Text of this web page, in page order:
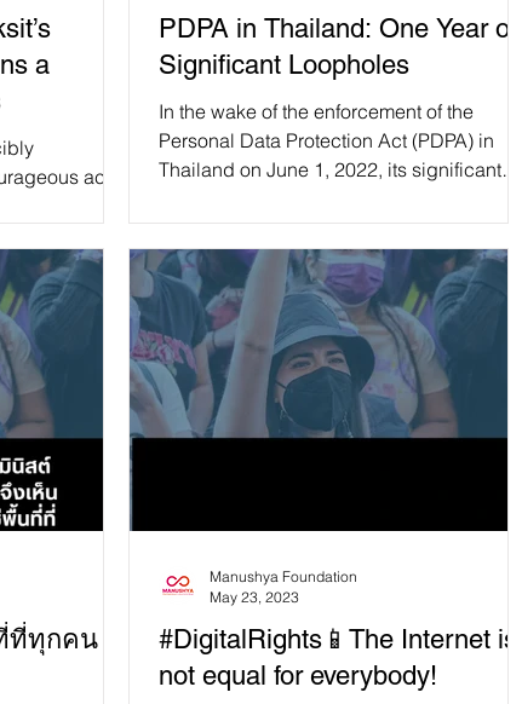
a
acts
PDPA in Thailand: One Year of
Significant Loopholes
In the wake of the enforcement of the
Personal Data Protection Act (PDPA) in
Thailand on June 1, 2022, its significant
ที่ทุกคน
#DigitalRights📱The Internet is
not equal for everybody!
Manushya Foundation
May 23, 2023